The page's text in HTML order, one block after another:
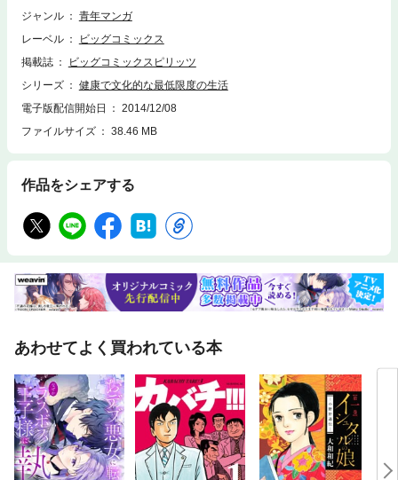
ジャンル
青年マンガ
レーベル
ビッグコミックス
掲載誌
ビッグコミックスピリッツ
シリーズ
健康で文化的な最低限度の生活
電子版配信開始日
2014/12/08
ファイルサイズ
38.46 MB
作品をシェアする
あわせてよく買われている本